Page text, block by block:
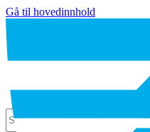
Gå til hovedinnhold